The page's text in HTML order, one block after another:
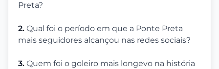
Preta?
2. Qual foi o período em que a Ponte Preta
mais seguidores alcançou nas redes sociais?
3. Quem foi o goleiro mais longevo na história